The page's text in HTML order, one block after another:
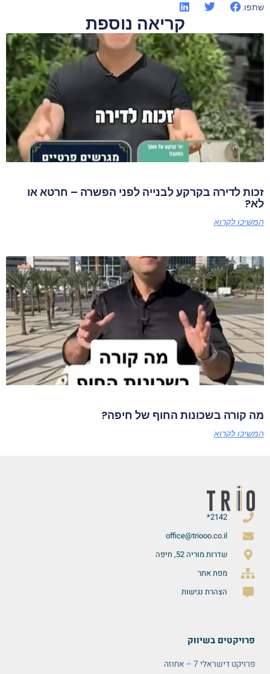
שתפו:
קריאה נוספת
זכות לדירה בקרקע לבנייה לפני הפשרה – חרטא או
לא?
המשיכו לקרוא
מה קורה בשכונות החוף של חיפה?
המשיכו לקרוא
2142*
office@triooo.co.il
שדרות מוריה 52, חיפה
מפת אתר
הצהרת נגישות
פרויקטים בשיווק
פרויקט דישראלי 7 – אחוזה